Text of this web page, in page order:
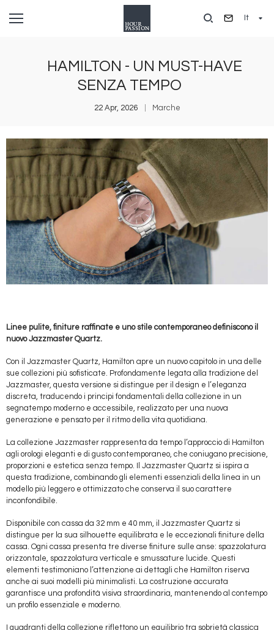
It
HAMILTON - UN MUST-HAVE
SENZA TEMPO
22 Apr, 2026 Marche
Immagine
Linee pulite, finiture raffinate e uno stile contemporaneo definiscono il
nuovo Jazzmaster Quartz.
Con il Jazzmaster Quartz, Hamilton apre un nuovo capitolo in una delle
sue collezioni più sofisticate. Profondamente legata alla tradizione del
Jazzmaster, questa versione si distingue per il design e l’eleganza
discreta, traducendo i principi fondamentali della collezione in un
segnatempo moderno e accessibile, realizzato per una nuova
generazione e pensato per il ritmo della vita quotidiana.
La collezione Jazzmaster rappresenta da tempo l’approccio di Hamilton
agli orologi eleganti e di gusto contemporaneo, che coniugano precisione,
proporzioni e estetica senza tempo. Il Jazzmaster Quartz si ispira a
questa tradizione, combinando gli elementi essenziali della linea in un
modello più leggero e ottimizzato che conserva il suo carattere
inconfondibile.
Disponibile con cassa da 32 mm e 40 mm, il Jazzmaster Quartz si
distingue per la sua silhouette equilibrata e le eccezionali finiture della
cassa. Ogni cassa presenta tre diverse finiture sulle anse: spazzolatura
orizzontale, spazzolatura verticale e smussature lucide. Questi
elementi testimoniano l’attenzione ai dettagli che Hamilton riserva
anche ai suoi modelli più minimalisti. La costruzione accurata
garantisce una profondità visiva straordinaria, mantenendo al contempo
un profilo essenziale e moderno.
I quadranti della collezione riflettono un equilibrio tra sobrietà classica